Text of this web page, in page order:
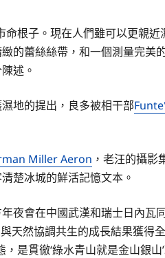
根子。現在人們雖可以更親
的蕾絲絲帶，和一個測量完美
述。
地的提出，良多被相干部
Miller Aeron ，老汪的攝
楚冰城的鮮活記憶文本。
夜會在中國武漢和瑞士日內瓦
天然協調共生的成長結果獲得
是貫徹‘綠水青山就是金山銀山